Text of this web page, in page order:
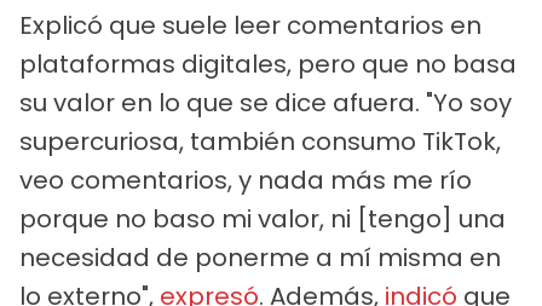
Explicó que suele leer comentarios en
plataformas digitales, pero que no basa
su valor en lo que se dice afuera. "Yo soy
supercuriosa, también consumo TikTok,
veo comentarios, y nada más me río
porque no baso mi valor, ni [tengo] una
necesidad de ponerme a mí misma en
lo externo", expresó. Además, indicó que